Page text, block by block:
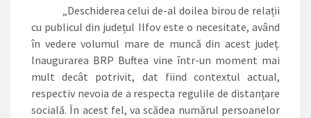
„Deschiderea celui de-al doilea birou de relații
cu publicul din județul Ilfov este o necesitate, având
în vedere volumul mare de muncă din acest județ.
Inaugurarea BRP Buftea vine într-un moment mai
mult decât potrivit, dat fiind contextul actual,
respectiv nevoia de a respecta regulile de distanțare
socială. În acest fel, va scădea numărul persoanelor